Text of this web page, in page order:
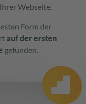
Webseite.
Form der
auf der ersten
gefunden.